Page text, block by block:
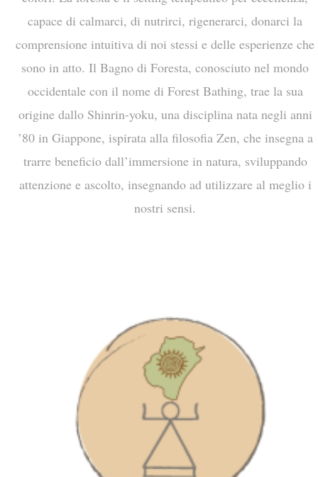
capace di calmarci, di nutrirci, rigenerarci, donarci la
comprensione intuitiva di noi stessi e delle esperienze che
sono in atto. Il Bagno di Foresta, conosciuto nel mondo
occidentale con il nome di Forest Bathing, trae la sua
origine dallo Shinrin-yoku, una disciplina nata negli anni
’80 in Giappone, ispirata alla filosofia Zen, che insegna a
trarre beneficio dall’immersione in natura, sviluppando
attenzione e ascolto, insegnando ad utilizzare al meglio i
nostri sensi.